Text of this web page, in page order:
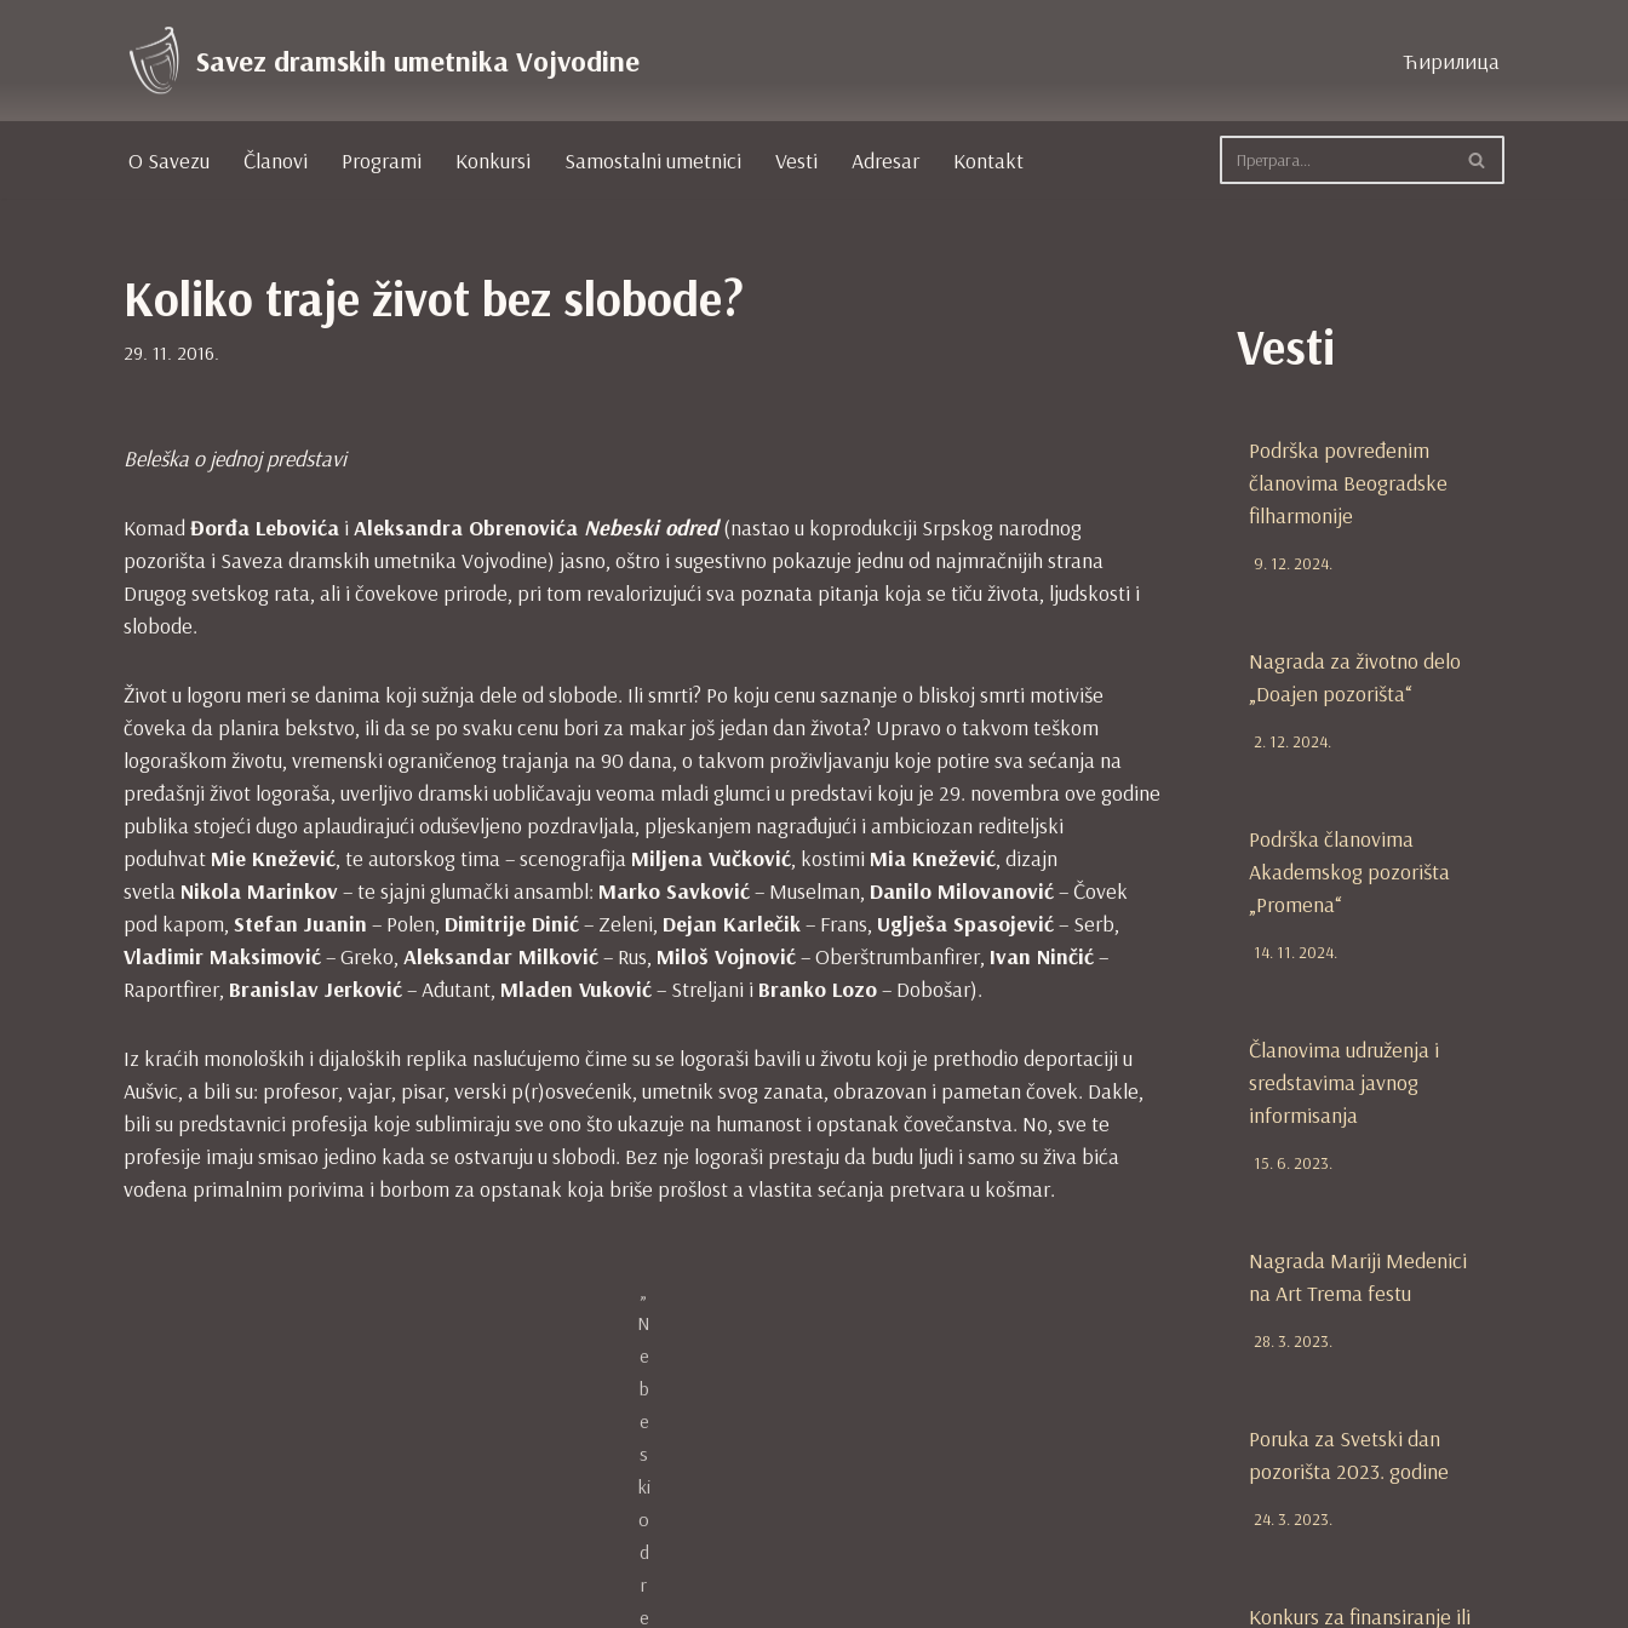
Savez dramskih umetnika Vojvodine Ћирилица
O Savezu Članovi Programi Konkursi Samostalni umetnici Vesti Adresar Kontakt
Koliko traje život bez slobode?
29. 11. 2016.
Beleška o jednoj predstavi
Komad Đorđa Lebovića i Aleksandra Obrenovića Nebeskiodred(nastao u koprodukciji Srpskog narodnog
pozorišta i Saveza dramskih umetnika Vojvodine) jasno, oštro i sugestivno pokazuje jednu od najmračnijih strana
Drugog svetskog rata, ali i čovekove prirode, pri tom revalorizujući sva poznata pitanja koja se tiču života, ljudskosti i
slobode.
Život u logoru meri se danima koji sužnja dele od slobode. Ili smrti? Po koju cenu saznanje o bliskoj smrti motiviše
čoveka da planira bekstvo, ili da se po svaku cenu bori za makar još jedan dan života? Upravo o takvom teškom
logoraškom životu, vremenski ograničenog trajanja na 90 dana, o takvom proživljavanju koje potire sva sećanja na
pređašnji život logoraša, uverljivo dramski uobličavaju veoma mladi glumci u predstavi koju je 29. novembra ove godine
publika stojeći dugo aplaudirajući oduševljeno pozdravljala, pljeskanjem nagrađujući i ambiciozan rediteljski
poduhvat Mie Knežević, te autorskog tima – scenografija Miljena Vučković, kostimi Mia Knežević, dizajn
svetla Nikola Marinkov– te sjajni glumački ansambl: Marko Savković– Muselman, Danilo Milovanović– Čovek
pod kapom, Stefan Juanin – Polen, Dimitrije Dinić– Zeleni, Dejan Karlečik– Frans, Uglješa Spasojević– Serb,
Vladimir Maksimović– Greko, Aleksandar Milković– Rus, Miloš Vojnović– Oberštrumbanfirer, Ivan Ninčić–
Raportfirer, Branislav Jerković– Ađutant, Mladen Vuković– Streljani i Branko Lozo– Dobošar).
Iz kraćih monoloških i dijaloških replika naslućujemo čime su se logoraši bavili u životu koji je prethodio deportaciji u
Aušvic, a bili su: profesor, vajar, pisar, verski p(r)osvećenik, umetnik svog zanata, obrazovan i pametan čovek. Dakle,
bili su predstavnici profesija koje sublimiraju sve ono što ukazuje na humanost i opstanak čovečanstva. No, sve te
profesije imaju smisao jedino kada se ostvaruju u slobodi. Bez nje logoraši prestaju da budu ljudi i samo su živa bića
vođena primalnim porivima i borbom za opstanak koja briše prošlost a vlastita sećanja pretvara u košmar.
„
N
e
b
e
s
ki
o
d
r
e
Vesti
Podrška povređenim
članovima Beogradske
filharmonije
9. 12. 2024.
Nagrada za životno delo
„Doajen pozorišta“
2. 12. 2024.
Podrška članovima
Akademskog pozorišta
„Promena“
14. 11. 2024.
Članovima udruženja i
sredstavima javnog
informisanja
15. 6. 2023.
Nagrada Mariji Medenici
na Art Trema festu
28. 3. 2023.
Poruka za Svetski dan
pozorišta 2023. godine
24. 3. 2023.
Konkurs za finansiranje ili